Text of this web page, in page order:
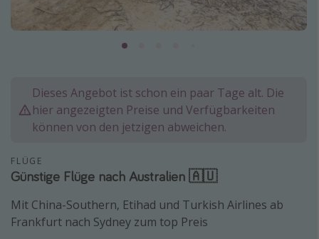
Gozo Urlaub
Normandie Urlaub
Kefalonia Urlaub
Krabi Urlaub
Sri Lanka Rundreise
Dieses Angebot ist schon ein paar Tage alt. Die
hier angezeigten Preise und Verfügbarkeiten
können von den jetzigen abweichen.
FLÜGE
Günstige Flüge nach Australien 🇦🇺
Mit China-Southern, Etihad und Turkish Airlines ab
Frankfurt nach Sydney zum top Preis